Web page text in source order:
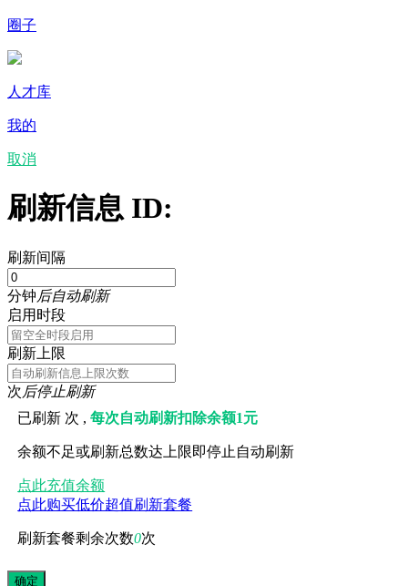
圈子
人才库
我的
取消
刷新信息 ID:
刷新间隔
分钟后自动刷新
启用时段
刷新上限
次后停止刷新
已刷新 次 ,每次自动刷新扣除余额1元
余额不足或刷新总数达上限即停止自动刷新
点此充值余额
点此购买低价超值刷新套餐
刷新套餐剩余次数0次